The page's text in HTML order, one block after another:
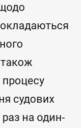
судових
на один-